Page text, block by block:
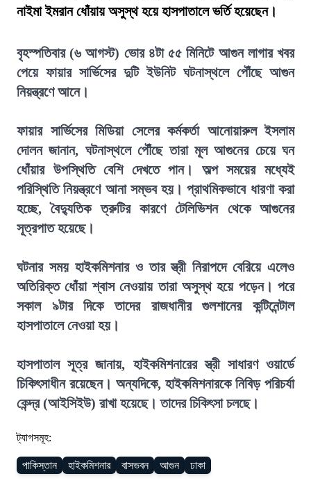
নাইমা ইমরান ধোঁয়ায় অসুস্থ হয়ে হাসপাতালে ভর্তি হয়েছেন।
বৃহস্পতিবার (৬ আগস্ট) ভোর ৪টা ৫৫ মিনিটে আগুন লাগার খবর
পেয়ে ফায়ার সার্ভিসের দুটি ইউনিট ঘটনাস্থলে পৌঁছে আগুন
নিয়ন্ত্রণে আনে।
ফায়ার সার্ভিসের মিডিয়া সেলের কর্মকর্তা আনোয়ারুল ইসলাম
দোলন জানান, ঘটনাস্থলে পৌঁছে তারা মূল আগুনের চেয়ে ঘন
ধোঁয়ার উপস্থিতি বেশি দেখতে পান। অল্প সময়ের মধ্যেই
পরিস্থিতি নিয়ন্ত্রণে আনা সম্ভব হয়। প্রাথমিকভাবে ধারণা করা
হচ্ছে, বৈদ্যুতিক ত্রুটির কারণে টেলিভিশন থেকে আগুনের
সূত্রপাত হয়েছে।
ঘটনার সময় হাইকমিশনার ও তার স্ত্রী নিরাপদে বেরিয়ে এলেও
অতিরিক্ত ধোঁয়া শ্বাস নেওয়ায় তারা অসুস্থ হয়ে পড়েন। পরে
সকাল ৯টার দিকে তাদের রাজধানীর গুলশানের কন্টিনেন্টাল
হাসপাতালে নেওয়া হয়।
হাসপাতাল সূত্র জানায়, হাইকমিশনারের স্ত্রী সাধারণ ওয়ার্ডে
চিকিৎসাধীন রয়েছেন। অন্যদিকে, হাইকমিশনারকে নিবিড় পরিচর্যা
কেন্দ্র (আইসিইউ) রাখা হয়েছে। তাদের চিকিৎসা চলছে।
ট্যাগসমূহ:
পাকিস্তান হাইকমিশনার বাসভবন আগুন ঢাকা